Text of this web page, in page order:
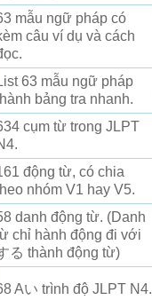
mẫu ngữ pháp có
câu ví dụ và cách
63 mẫu ngữ pháp
bảng tra nhanh.
cụm từ trong JLPT
động từ, có chia
nhóm V1 hay V5.
danh động từ. (Danh
chỉ hành động đi với
る thành động từ)
Aい trình độ JLPT N4.